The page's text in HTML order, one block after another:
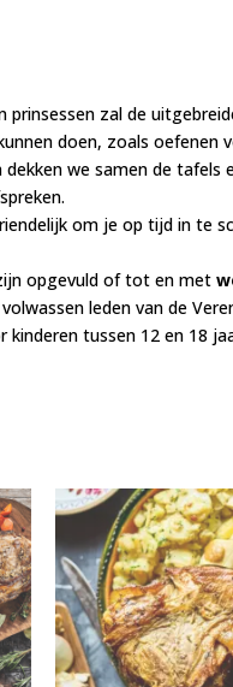
prinsessen zal de
doen, zoals
we samen de
om je op tijd in te
opgevuld of tot en met
leden van de
tussen 12 en 18